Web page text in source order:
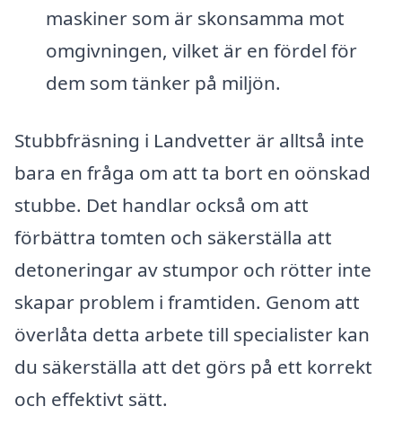
maskiner som är skonsamma mot
omgivningen, vilket är en fördel för
dem som tänker på miljön.
Stubbfräsning i Landvetter är alltså inte
bara en fråga om att ta bort en oönskad
stubbe. Det handlar också om att
förbättra tomten och säkerställa att
detoneringar av stumpor och rötter inte
skapar problem i framtiden. Genom att
överlåta detta arbete till specialister kan
du säkerställa att det görs på ett korrekt
och effektivt sätt.